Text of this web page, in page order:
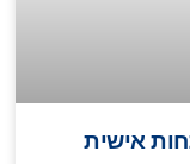
אישית